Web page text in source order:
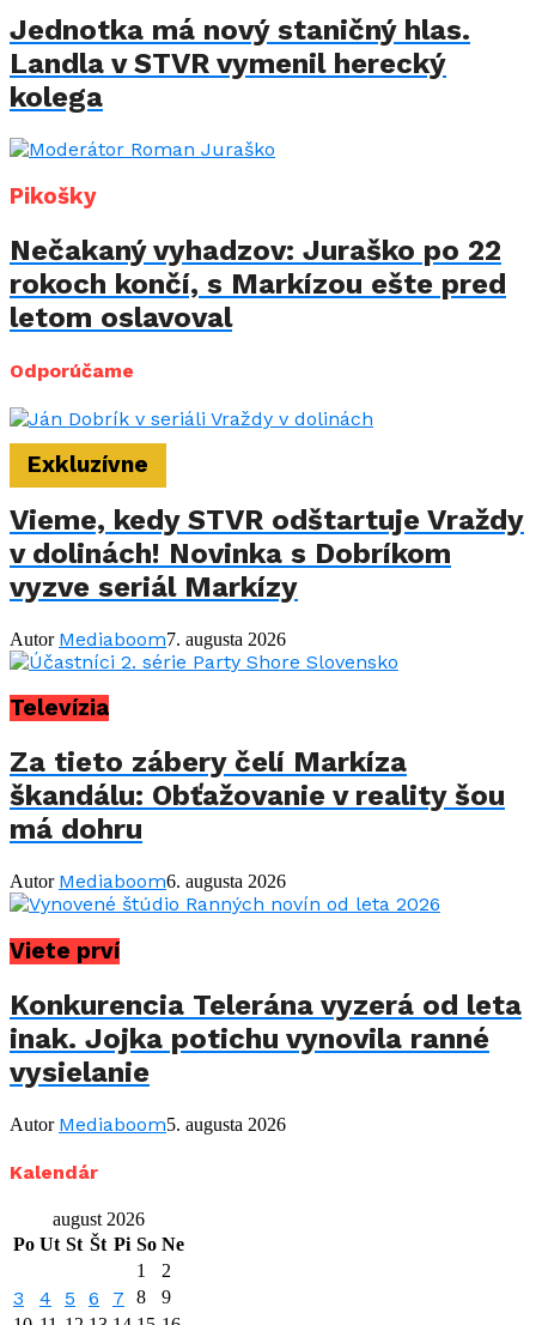
Jednotka má nový staničný hlas.
Landla v STVR vymenil herecký
kolega
Pikošky
Nečakaný vyhadzov: Juraško po 22
rokoch končí, s Markízou ešte pred
letom oslavoval
Odporúčame
Exkluzívne
Vieme, kedy STVR odštartuje Vraždy
v dolinách! Novinka s Dobríkom
vyzve seriál Markízy
Autor Mediaboom7. augusta 2026
Televízia
Za tieto zábery čelí Markíza
škandálu: Obťažovanie v reality šou
má dohru
Autor Mediaboom6. augusta 2026
Viete prví
Konkurencia Telerána vyzerá od leta
inak. Jojka potichu vynovila ranné
vysielanie
Autor Mediaboom5. augusta 2026
Kalendár
august 2026
Po Ut St Št Pi So Ne
1
2
3 4 5 6 7 8
9